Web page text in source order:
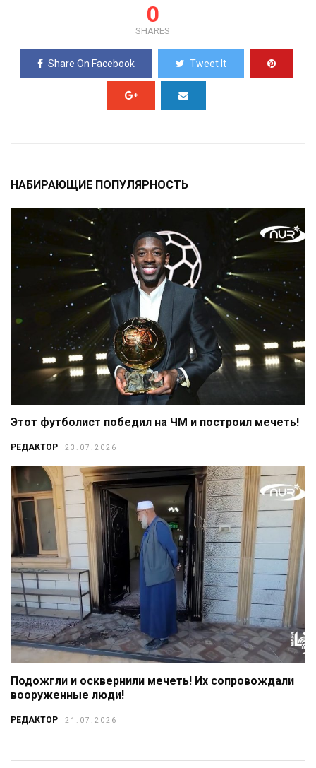
0
SHARES
Share On Facebook Tweet It
НАБИРАЮЩИЕ ПОПУЛЯРНОСТЬ
Этот футболист победил на ЧМ и построил мечеть!
РЕДАКТОР 23.07.2026
Подожгли и осквернили мечеть! Их сопровождали
вооруженные люди!
РЕДАКТОР 21.07.2026